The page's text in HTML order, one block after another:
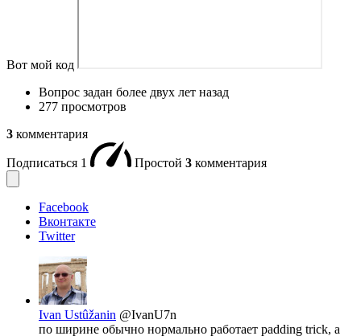
Вот мой код
Вопрос задан более двух лет назад
277 просмотров
3 комментария
Подписаться 1 Простой 3 комментария
Facebook
Вконтакте
Twitter
Ivan Ustûžanin @IvanU7n
по ширине обычно нормально работает padding trick, а